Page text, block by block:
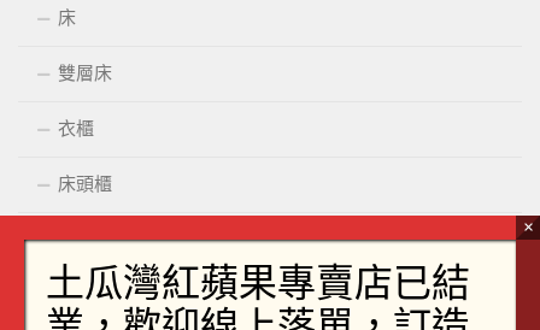
床
雙層床
衣櫃
床頭櫃
書櫃
書桌